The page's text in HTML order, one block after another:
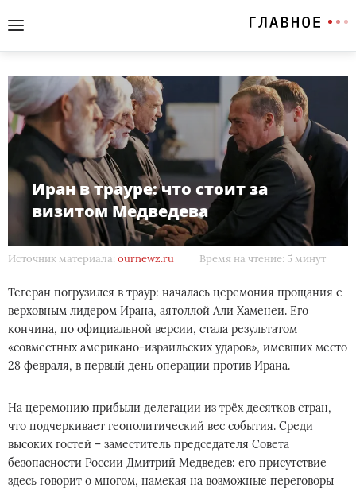
Иран в трауре: что стоит за
визитом Медведева
Источник материала: ournewz.ru Время на чтение: 5 минут
Тегеран погрузился в траур: началась церемония прощания с
верховным лидером Ирана, аятоллой Али Хаменеи. Его
кончина, по официальной версии, стала результатом
«совместных американо-израильских ударов», имевших место
28 февраля, в первый день операции против Ирана.
На церемонию прибыли делегации из трёх десятков стран,
что подчеркивает геополитический вес события. Среди
высоких гостей – заместитель председателя Совета
безопасности России Дмитрий Медведев: его присутствие
здесь говорит о многом, намекая на возможные переговоры